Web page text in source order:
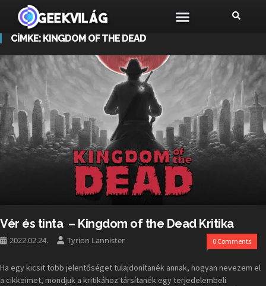
CÍMKE: KINGDOM OF THE DEAD
Vér és tinta – Kingdom of the Dead Kritika
2022.02.24. Tyrion Lannister 0 Comments
Ha egy kicsit több jelentőséget tulajdonítanék annak, hogyan nevezem el
a cikkeimet, mondjuk a kritikához társítanék egy terjedelembeli